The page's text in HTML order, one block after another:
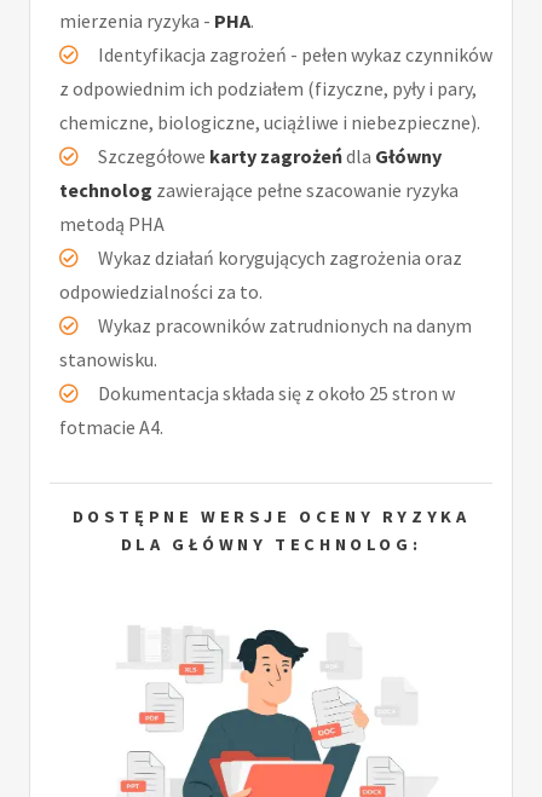
mierzenia ryzyka - PHA.
Identyfikacja zagrożeń - pełen wykaz czynników
z odpowiednim ich podziałem (fizyczne, pyły i pary,
chemiczne, biologiczne, uciążliwe i niebezpieczne).
Szczegółowe karty zagrożeńdla Główny
technolog zawierające pełne szacowanie ryzyka
metodą PHA
Wykaz działań korygujących zagrożenia oraz
odpowiedzialności za to.
Wykaz pracowników zatrudnionych na danym
stanowisku.
Dokumentacja składa się z około 25 stron w
fotmacie A4.
DOSTĘPNE WERSJE OCENY RYZYKA
DLA GŁÓWNY TECHNOLOG: